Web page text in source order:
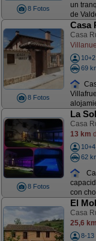
8 Fotos
un
de
8 Fotos
Casa
Casa
69
8 Fotos
La
Casa
13 km
62
con
El
Casa
25,6 km
8-13